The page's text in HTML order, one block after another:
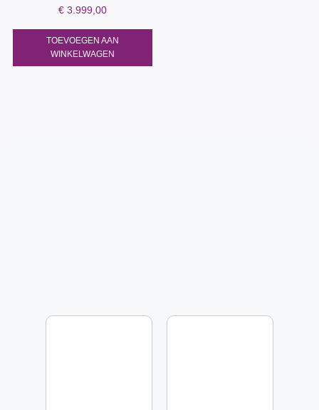
€ 3.999,00
TOEVOEGEN AAN
WINKELWAGEN